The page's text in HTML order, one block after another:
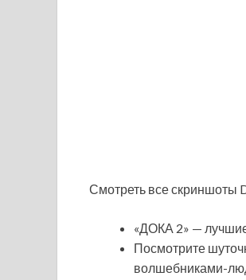
Смотреть все скриншоты
«ДОКА 2» —
Посмотрите
волшебниками-